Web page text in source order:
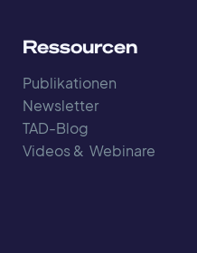
Ressourcen
Publikationen
Newsletter
TAD-Blog
Videos & Webinare